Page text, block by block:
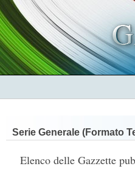
Serie Generale (Formato
Elenco delle Gazzette